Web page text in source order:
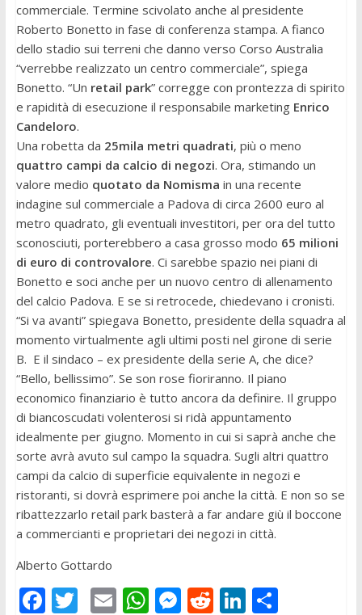
commerciale. Termine scivolato anche al presidente
Roberto Bonetto in fase di conferenza stampa. A fianco
dello stadio sui terreni che danno verso Corso Australia
“verrebbe realizzato un centro commerciale”, spiega
Bonetto. “Un retail park” corregge con prontezza di spirito
e rapidità di esecuzione il responsabile marketingEnrico
Candeloro.
Una robetta da 25mila metri quadrati, più o meno
quattro campi da calcio di negozi. Ora, stimando un
valore medio quotato da Nomisma in una recente
indagine sul commerciale a Padova di circa 2600 euro al
metro quadrato, gli eventuali investitori, per ora del tutto
sconosciuti, porterebbero a casa grosso modo 65 milioni
di euro di controvalore. Ci sarebbe spazio nei piani di
Bonetto e soci anche per un nuovo centro di allenamento
del calcio Padova. E se si retrocede, chiedevano i cronisti.
“Si va avanti” spiegava Bonetto, presidente della squadra al
momento virtualmente agli ultimi posti nel girone di serie
B. E il sindaco – ex presidente della serie A, che dice?
“Bello, bellissimo”. Se son rose fioriranno. Il piano
economico finanziario è tutto ancora da definire. Il gruppo
di biancoscudati volenterosi si ridà appuntamento
idealmente per giugno. Momento in cui si saprà anche che
sorte avrà avuto sul campo la squadra. Sugli altri quattro
campi da calcio di superficie equivalente in negozi e
ristoranti, si dovrà esprimere poi anche la città. E non so se
ribattezzarlo retail park basterà a far andare giù il boccone
a commercianti e proprietari dei negozi in città.
Alberto Gottardo
F T E W M R Li C